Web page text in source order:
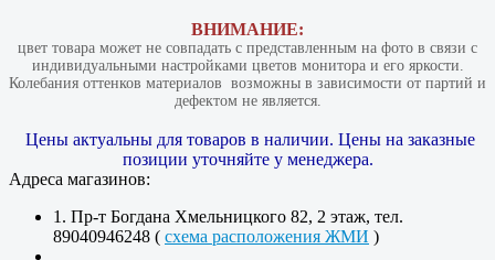
ВНИМАНИЕ:
цвет товара может не совпадать с представленным на фото в связи с
индивидуальными настройками цветов монитора и его яркости.
Колебания оттенков материалов​ ​ возможны в зависимости от партий и
дефектом не является.
Цены актуальны для товаров в наличии. Цены на заказные
позиции уточняйте у менеджера.
Адреса магазинов:
1. Пр-т Богдана Хмельницкого 82, 2 этаж, тел.
89040946248 ( схема расположения ЖМИ )